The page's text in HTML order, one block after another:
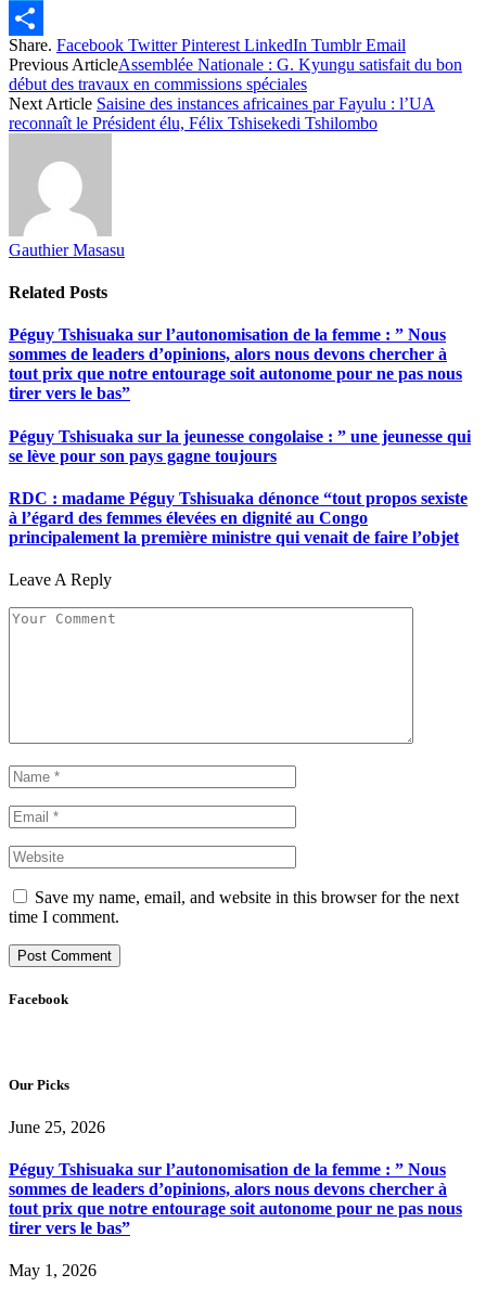
Twitter
Share
Share. Facebook Twitter Pinterest LinkedIn Tumblr Email
Previous ArticleAssemblée Nationale : G. Kyungu satisfait du bon
début des travaux en commissions spéciales
Next Article Saisine des instances africaines par Fayulu : l’UA
reconnaît le Président élu, Félix Tshisekedi Tshilombo
Gauthier Masasu
Related Posts
Péguy Tshisuaka sur l’autonomisation de la femme : ” Nous
sommes de leaders d’opinions, alors nous devons chercher à
tout prix que notre entourage soit autonome pour ne pas nous
tirer vers le bas”
Péguy Tshisuaka sur la jeunesse congolaise : ” une jeunesse qui
se lève pour son pays gagne toujours
RDC : madame Péguy Tshisuaka dénonce “tout propos sexiste
à l’égard des femmes élevées en dignité au Congo
principalement la première ministre qui venait de faire l’objet
Leave A Reply
Save my name, email, and website in this browser for the next
time I comment.
Facebook
Our Picks
June 25, 2026
Péguy Tshisuaka sur l’autonomisation de la femme : ” Nous
sommes de leaders d’opinions, alors nous devons chercher à
tout prix que notre entourage soit autonome pour ne pas nous
tirer vers le bas”
May 1, 2026